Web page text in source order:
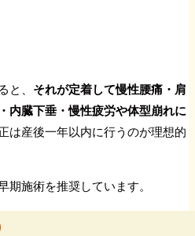
と、 それが定着して慢性腰痛・肩
内臓下垂・慢性疲労や体型崩れに
は産後一年以内に行うのが理想的
期施術を推奨しています。